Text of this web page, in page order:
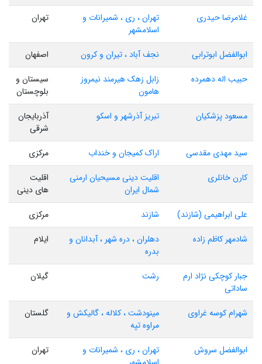
غلامرضا حیدری
تهران ، ری ، شمیرانات و
اسلامشهر
تهران
ابوالفضل ابوترابی نجف آباد ، تیران و کرون
اصفهان
حبیب اله دهمرده
زابل زهک هیرمند نیمروز
هامون
سیستان و
بلوچستان
مسعود پزشکیان
تبریز آذرشهر و اسکو
آذربایجان
شرقی
سید مهدی مقدسی
اراک کمیجان و خنداب
مرکزی
کارن خانلری
اقلیت دینی مسیحیان ارمنی
شمال ایران
اقلیت
های دینی
علی ابراهیمی (شازند)
شازند
مرکزی
شادمهر کاظم زاده
دهلران ، دره شهر ، آبدانان و
بدره
ایلام
جبار کوچکی نژاد ارم
ساداتی
رشت گیلان
شهرام کوسه غراوی
مینودشت ، کلاله ، گالیکش و
مراوه تپه
گلستان
ابوالفضل سروش
تهران ، ری ، شمیرانات و
تهران